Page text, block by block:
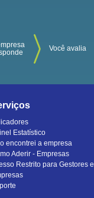
Você avalia
Estatístico
encontrei a empresa
Aderir - Empresas
Restrito para Gestores e